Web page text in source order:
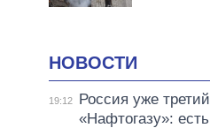
НОВОСТИ
19:12
Россия уже
«Нафтогазу»: